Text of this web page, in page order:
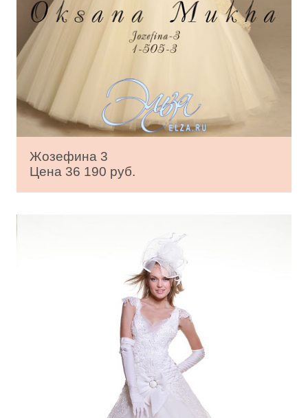
Жозефина 3
Цена 36 190 руб.